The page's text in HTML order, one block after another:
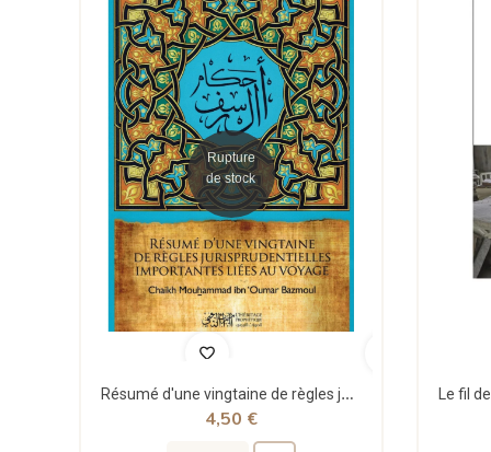
Rupture
de stock
Résumé d'une vingtaine de règles jurisprudentielles liées au voyage - Bazmoul - Héritage...
4,50 €